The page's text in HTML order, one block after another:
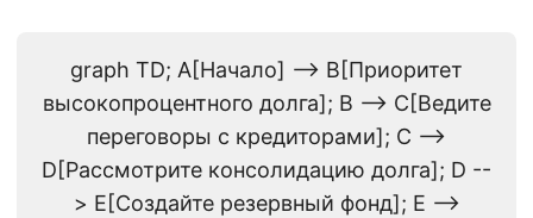
graph TD; A[Начало] --> B[Приоритет
высокопроцентного долга]; B --> C[Ведите
переговоры с кредиторами]; C -->
D[Рассмотрите консолидацию долга]; D --
> E[Создайте резервный фонд]; E -->